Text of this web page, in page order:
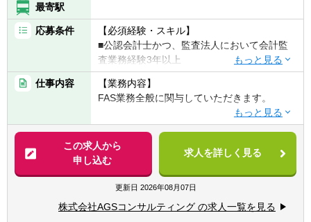
最寄駅
応募条件
【必須経験・スキル】
■公認会計士かつ、監査法人において会計監
査業務経験3年以上
【歓迎経験・スキル】
■DD業務、FA業務などのFAS業務経験
■PPAの知識を有する方
■不正調査経験（フォレンジック等）
仕事内容
【業務内容】
FAS業務全般に関与していただきます。
【具体的には】
■DD業務（財務DDが主、希望に応じて税務
DD/ビジネスDDも関与可能）
■バリュエーション業務（株式価値算定/統合
比率算定/PPA/財務モデリングなど）
■FA業務（エグゼキューション中心、ソーシ
ング業務は行わない。TOB/株式交換/株式移
この求人から
申し込む
求人を詳しく見る
更新日 2026年08月07日
株式会社AGSコンサルティング の求人一覧を見る